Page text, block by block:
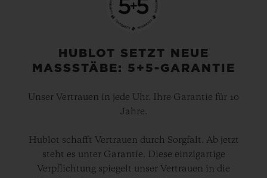
HUBLOT SETZT NEUE
MASSSTÄBE: 5+5-GARANTIE
Unser Vertrauen in jede Uhr. Ihre Garantie für 10
Jahre.
Hublot schafft Vertrauen durch Sorgfalt. Ab jetzt
steht es unter Garantie. Diese einzigartige
Verpflichtung spiegelt unser Vertrauen in die